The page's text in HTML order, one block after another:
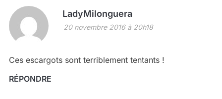
LadyMilonguera
20 novembre 2016 à 20h18
Ces escargots sont terriblement tentants !
RÉPONDRE